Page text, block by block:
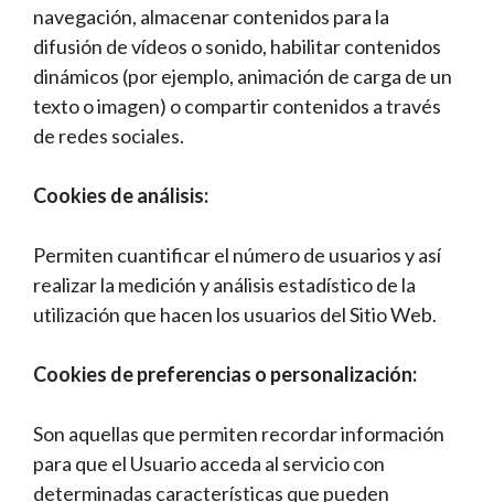
navegación, almacenar contenidos para la
difusión de vídeos o sonido, habilitar contenidos
dinámicos (por ejemplo, animación de carga de un
texto o imagen) o compartir contenidos a través
de redes sociales.
Cookies de análisis:
Permiten cuantificar el número de usuarios y así
realizar la medición y análisis estadístico de la
utilización que hacen los usuarios del Sitio Web.
Cookies de preferencias o personalización:
Son aquellas que permiten recordar información
para que el Usuario acceda al servicio con
determinadas características que pueden